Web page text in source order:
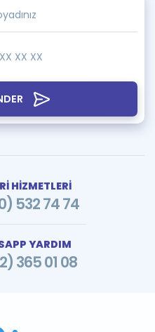
HİZMETLERİ
532 74 74
YARDIM
365 01 08